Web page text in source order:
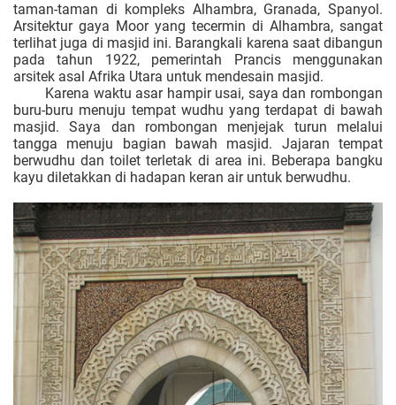
taman-taman di kompleks Alhambra, Granada, Spanyol.
Arsitektur gaya Moor yang tecermin di Alhambra, sangat
terlihat juga di masjid ini. Barangkali karena saat dibangun
pada tahun 1922, pemerintah Prancis menggunakan
arsitek asal Afrika Utara untuk mendesain masjid.
Karena waktu asar hampir usai, saya dan rombongan
buru-buru menuju tempat wudhu yang terdapat di bawah
masjid. Saya dan rombongan menjejak turun melalui
tangga menuju bagian bawah masjid. Jajaran tempat
berwudhu dan toilet terletak di area ini. Beberapa bangku
kayu diletakkan di hadapan keran air untuk berwudhu.